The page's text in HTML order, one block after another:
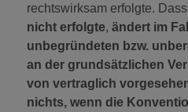
rechtswirksam erfolgte.
nicht erfolgte, ändert im
unbegründeten bzw.
an der grundsätzlichen
von vertraglich
nichts, wenn die